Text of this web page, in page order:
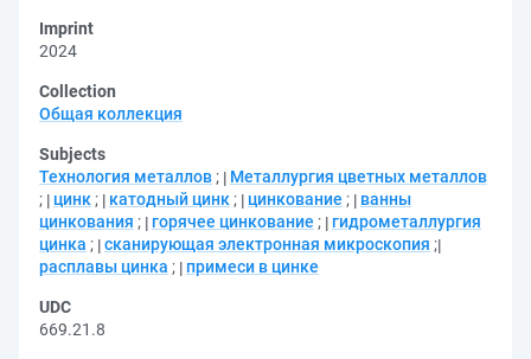
Imprint
2024
Collection
Общая коллекция
Subjects
Технология металлов ;
Металлургия цветных металлов
;
цинк ; катодный цинк ; цинкование ;
ванны
цинкования ; горячее цинкование ;
гидрометаллургия
цинка ; сканирующая электронная микроскопия ;
расплавы цинка ; примеси в цинке
UDC
669.21.8